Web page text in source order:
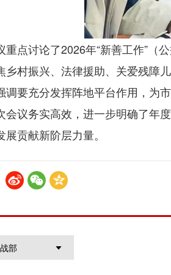
重点讨论了2026年“新善工作”（
乡村振兴、法律援助、关爱残障
调要充分发挥阵地平台作用，为
会议务实高效，进一步明确了年
展贡献新阶层力量。
部